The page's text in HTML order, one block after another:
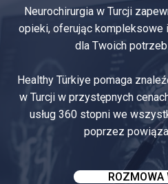
Neurochirurgia w Turcji
opieki, oferując
dla Twoich
Healthy Türkiye pomaga
w Turcji w przystępnych
usług 360 stopni we
poprzez
ROZMOWA